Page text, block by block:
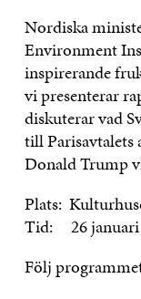
Nordiska
Environment
inspirerande
vi presenterar
diskuterar vad
till
Donald Trump
Plats:
Tid: 26 januari
Följ